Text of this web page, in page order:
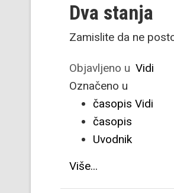
Dva stanja
Zamislite da ne
Objavljeno u Vidi
Označeno u
časopis Vidi
časopis
Uvodnik
Više...